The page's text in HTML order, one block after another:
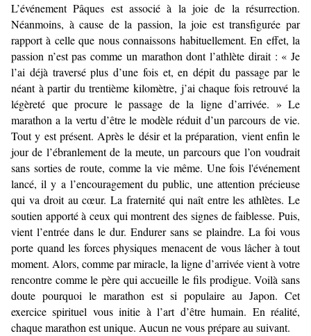
L’événement Pâques est associé à la joie de la résurrection.
Néanmoins, à cause de la passion, la joie est transfigurée par
rapport à celle que nous connaissons habituellement. En effet, la
passion n’est pas comme un marathon dont l’athlète dirait : « Je
l’ai déjà traversé plus d’une fois et, en dépit du passage par le
néant à partir du trentième kilomètre, j’ai chaque fois retrouvé la
légèreté que procure le passage de la ligne d’arrivée. » Le
marathon a la vertu d’être le modèle réduit d’un parcours de vie.
Tout y est présent. Après le désir et la préparation, vient enfin le
jour de l’ébranlement de la meute, un parcours que l’on voudrait
sans sorties de route, comme la vie même. Une fois l'événement
lancé, il y a l’encouragement du public, une attention précieuse
qui va droit au cœur. La fraternité qui naît entre les athlètes. Le
soutien apporté à ceux qui montrent des signes de faiblesse. Puis,
vient l’entrée dans le dur. Endurer sans se plaindre. La foi vous
porte quand les forces physiques menacent de vous lâcher à tout
moment. Alors, comme par miracle, la ligne d’arrivée vient à votre
rencontre comme le père qui accueille le fils prodigue. Voilà sans
doute pourquoi le marathon est si populaire au Japon. Cet
exercice spirituel vous initie à l’art d’être humain. En réalité,
chaque marathon est unique. Aucun ne vous prépare au suivant.